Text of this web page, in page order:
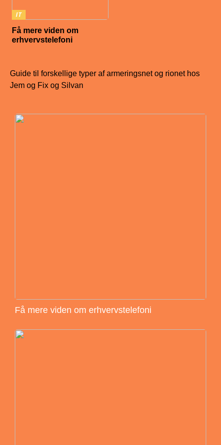
IT
Få mere viden om
erhvervstelefoni
Guide til forskellige typer af armeringsnet og rionet hos
Jem og Fix og Silvan
Få mere viden om erhvervstelefoni